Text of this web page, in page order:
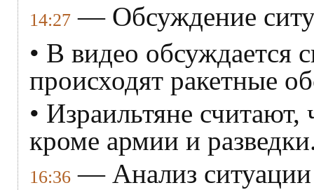
14:27 — Обсуждение
• В видео обсуждается
происходят ракетные
• Израильтяне
кроме армии и
16:36 — Анализ